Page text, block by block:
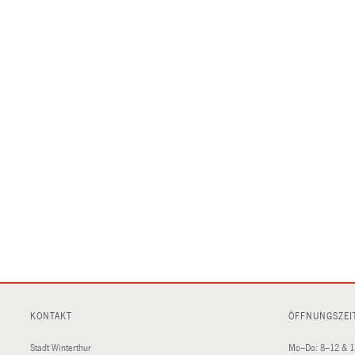
KONTAKT
Stadt Winterthur Mo–Do: 8–12 &